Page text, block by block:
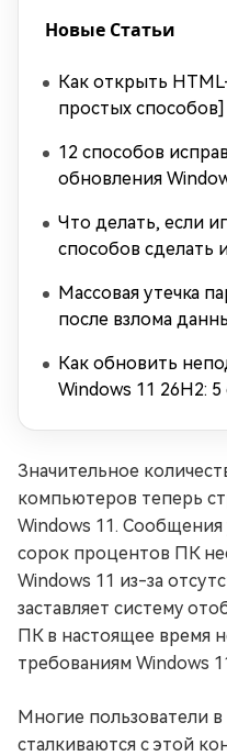
Новые Статьи
Как открыть
простых способов]
12 способов
обновления
Что делать, если
способов сделать
Массовая утечка
после взлома
Как обновить
Windows 11 26H2:
Значительное
компьютеров теперь
Windows 11.
сорок процентов ПК
Windows 11 из-за
заставляет систему
ПК в настоящее время
требованиям Windows
Многие пользователи
сталкиваются с этой